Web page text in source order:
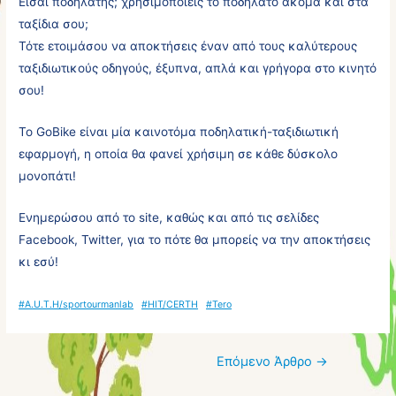
ταξίδια σου;
Τότε ετοιμάσου να αποκτήσεις έναν από τους καλύτερους
ταξιδιωτικούς οδηγούς, έξυπνα, απλά και γρήγορα στο κινητό
σου!
Το GoBike είναι μία καινοτόμα ποδηλατική-ταξιδιωτική
εφαρμογή, η οποία θα φανεί χρήσιμη σε κάθε δύσκολο
μονοπάτι!
Ενημερώσου από το site, καθώς και από τις σελίδες
Facebook, Twitter, για το πότε θα μπορείς να την αποκτήσεις
κι εσύ!
#A.U.T.H/sportourmanlab #HIT/CERTH #Tero
Πλοήγηση
άρθρων
Επόμενο Άρθρο →